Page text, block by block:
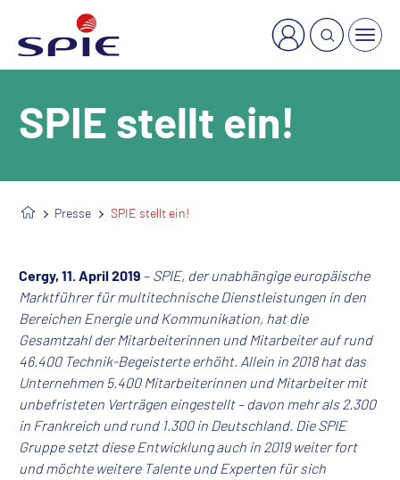
SPIE stellt ein!
Presse SPIE stellt ein!
Cergy, 11. April 2019 – SPIE, der unabhängige europäische
Marktführer für multitechnische Dienstleistungen in den
Bereichen Energie und Kommunikation, hat die
Gesamtzahl der Mitarbeiterinnen und Mitarbeiter auf rund
46.400 Technik-Begeisterte erhöht. Allein in 2018 hat das
Unternehmen 5.400 Mitarbeiterinnen und Mitarbeiter mit
unbefristeten Verträgen eingestellt – davon mehr als 2.300
in Frankreich und rund 1.300 in Deutschland. Die SPIE
Gruppe setzt diese Entwicklung auch in 2019 weiter fort
und möchte weitere Talente und Experten für sich